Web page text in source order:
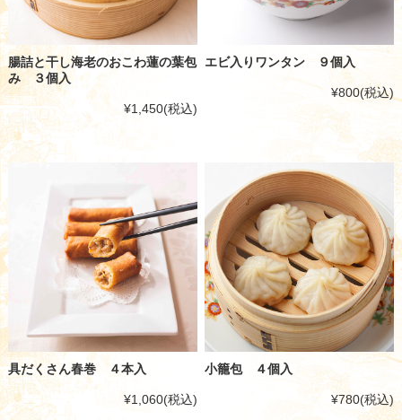
腸詰と干し海老のおこわ蓮の葉包
み ３個入
¥1,450(税込)
エビ入りワンタン ９個入
¥800(税込)
具だくさん春巻 ４本入
¥1,060(税込)
小籠包 ４個入
¥780(税込)